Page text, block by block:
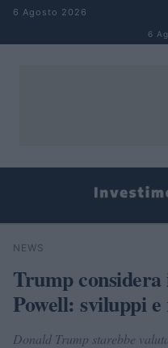
Salta al contenuto
6 Agosto 2026
6
Cerca
NEWS
Trump
Powell: sviluppi
Donald Trump starebbe